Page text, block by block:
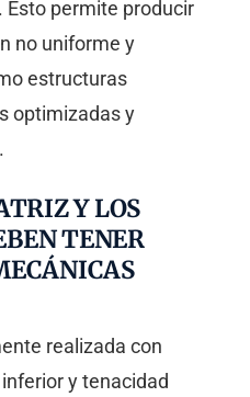
permite producir
no uniforme y
estructuras
optimizadas y
Y LOS
TENER
realizada con
y tenacidad